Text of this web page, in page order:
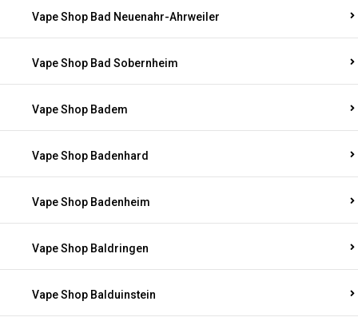
Vape Shop Bad Neuenahr-Ahrweiler
Vape Shop Bad Sobernheim
Vape Shop Badem
Vape Shop Badenhard
Vape Shop Badenheim
Vape Shop Baldringen
Vape Shop Balduinstein